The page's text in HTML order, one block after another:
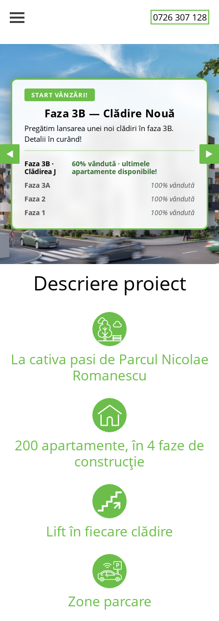
0726 307 128
START VÂNZĂRI!
Faza 3B — Clădire Nouă
Pregătim lansarea unei noi clădiri în faza 3B.
Detalii în curând!
Faza 3B ·
Clădirea J
60% vândută · ultimele
apartamente disponibile!
Faza 3A
100% vândută
Faza 2
100% vândută
Faza 1
100% vândută
Descriere proiect
La cativa pasi de Parcul Nicolae
Romanescu
200 apartamente, în 4 faze de
construcție
Lift în fiecare clădire
Zone parcare